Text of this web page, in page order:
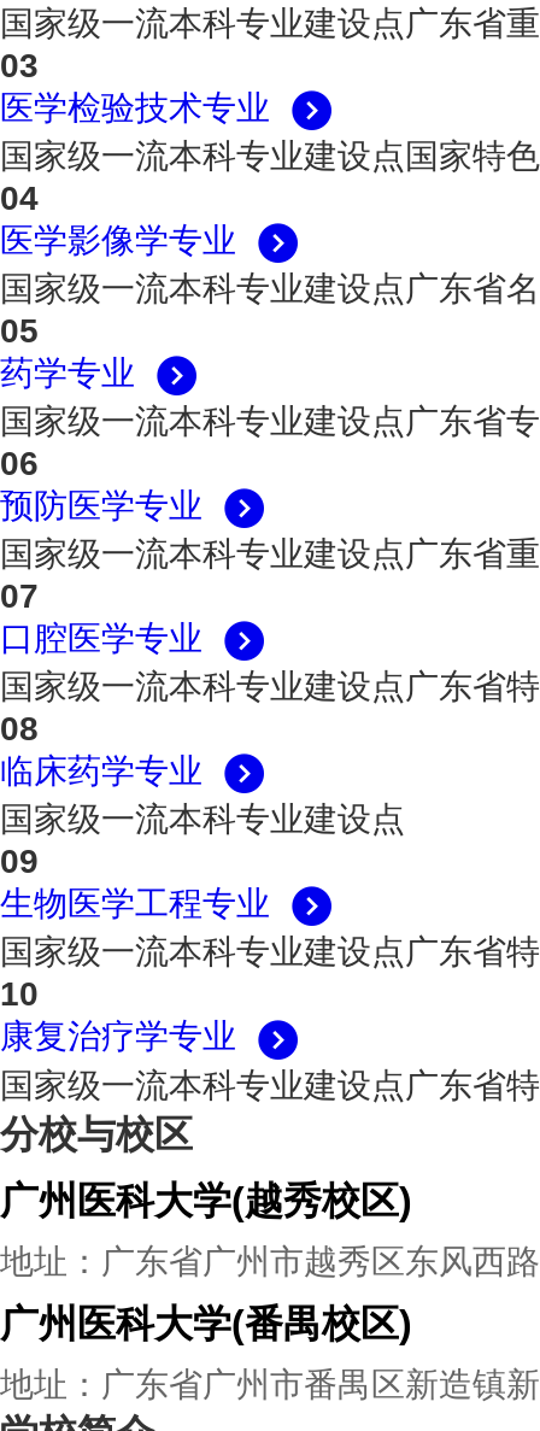
国家级一流本科专业建设点广东省
03
医学检验技术专业
国家级一流本科专业建设点国家特
04
医学影像学专业
国家级一流本科专业建设点广东省
05
药学专业
国家级一流本科专业建设点广东省
06
预防医学专业
国家级一流本科专业建设点广东省
07
口腔医学专业
国家级一流本科专业建设点广东省
08
临床药学专业
国家级一流本科专业建设点
09
生物医学工程专业
国家级一流本科专业建设点广东省
10
康复治疗学专业
国家级一流本科专业建设点广东省
分校与校区
广州医科大学(越秀校区)
地址：广东省广州市越秀区东风西
广州医科大学(番禺校区)
地址：广东省广州市番禺区新造镇